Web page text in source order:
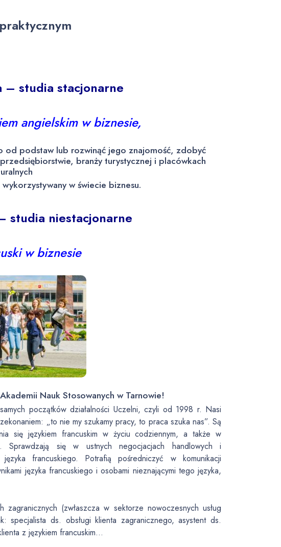
– studia stacjonarne
angielskim w biznesie,
od podstaw lub rozwinąć jego znajomość, zdobyć
branży turystycznej i placówkach
w świecie biznesu.
studia niestacjonarne
w biznesie
Nauk Stosowanych w Tarnowie!
początków działalności Uczelni, czyli od 1998 r. Nasi
„to nie my szukamy pracy, to praca szuka nas”. Są
się językiem francuskim w życiu codziennym, a także w
Sprawdzają się w ustnych negocjacjach handlowych i
francuskiego. Potrafią pośredniczyć w komunikacji
języka francuskiego i osobami nieznającymi tego języka,
(zwłaszcza w sektorze nowoczesnych usług
ds. obsługi klienta zagranicznego, asystent ds.
z językiem francuskim…